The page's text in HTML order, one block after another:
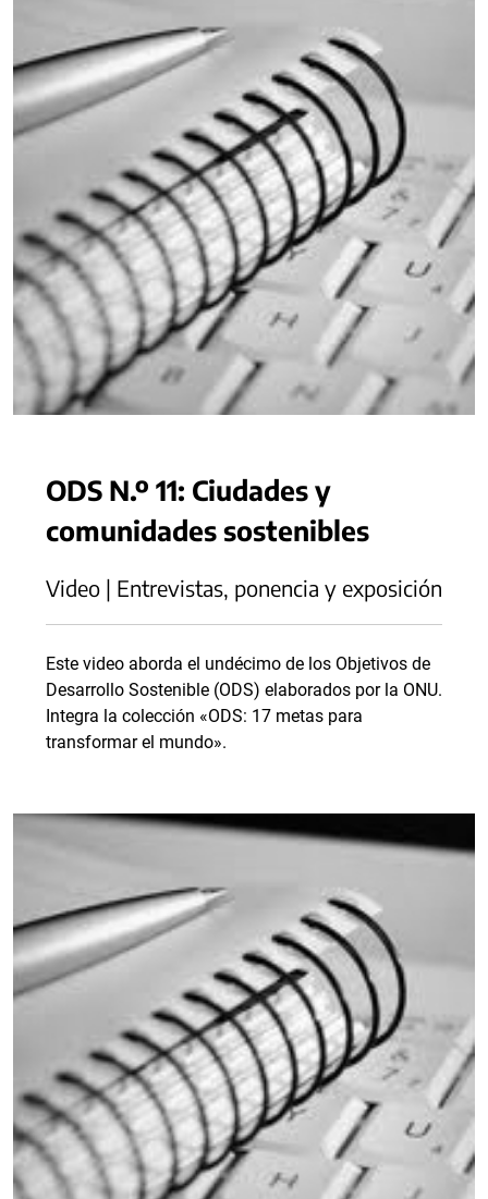
ODS N.º 11: Ciudades y
comunidades sostenibles
Video | Entrevistas, ponencia y exposición
Este video aborda el undécimo de los Objetivos de
Desarrollo Sostenible (ODS) elaborados por la ONU.
Integra la colección «ODS: 17 metas para
transformar el mundo».